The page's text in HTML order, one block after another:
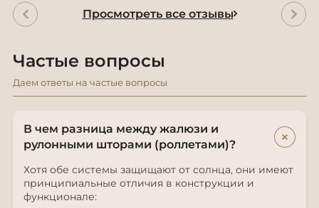
Просмотреть все отзывы
Частые вопросы
Даем ответы на частые вопросы
В чем разница между жалюзи и
рулонными шторами (роллетами)?
+
Хотя обе системы защищают от солнца, они имеют
принципиальные отличия в конструкции и
функционале: